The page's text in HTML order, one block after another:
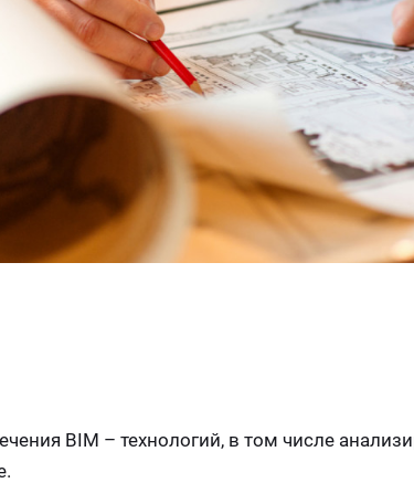
BIM – технологий, в том числе